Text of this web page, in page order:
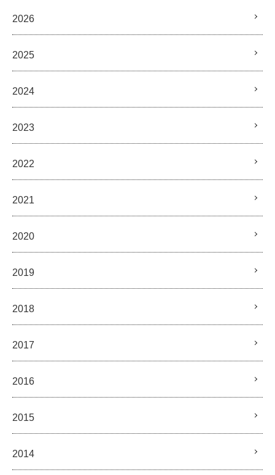
2026
2025
2024
2023
2022
2021
2020
2019
2018
2017
2016
2015
2014